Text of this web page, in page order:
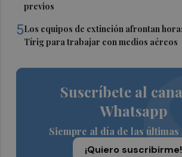
previos
5Los equipos de extinción afrontan
Tírig para trabajar con medios aéreos
Suscríbete al
Whatsapp
Siempre al día de las
¡Quiero suscribirme!